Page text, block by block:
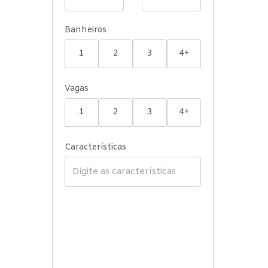
Banheiros
1 2 3 4+
Vagas
1 2 3 4+
Características